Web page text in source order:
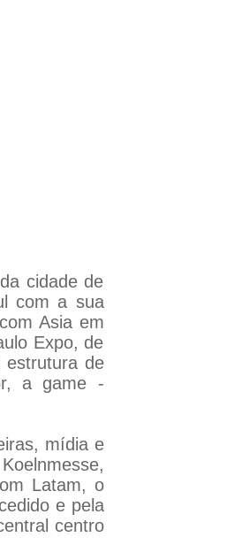
cidade de
com a sua
Asia em
Expo, de
estrutura de
a game -
mídia e
Latam, o
e pela
centro